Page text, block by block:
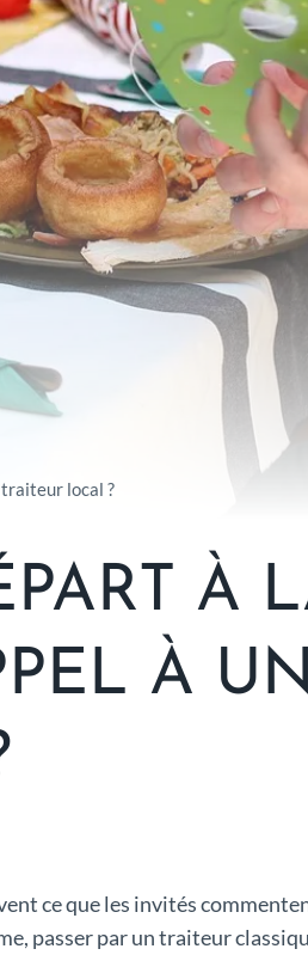
local ?
À
À UN
ce que les invités
passer par un traiteur